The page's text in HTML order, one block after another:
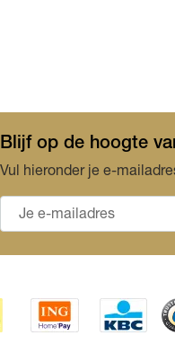
Blijf op de hoogte
Vul hieronder je e-